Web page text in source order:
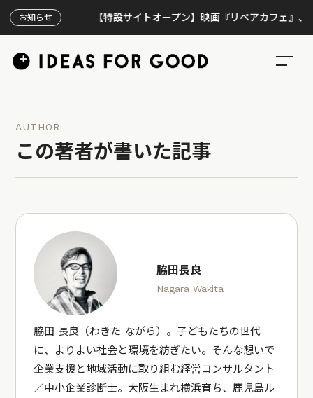
お知らせ 【特設サイトオープン】映画『リペアカフェ』、上映
AUTHOR
この著者が書いた記事
脇田長良
Nagara Wakita
脇田 長良（わきた ながら）。子どもたちの世代
に、よりよい社会と環境を紡ぎたい。そんな想いで
企業支援と地域活動に取り組む経営コンサルタント
／中小企業診断士。大阪生まれ横浜育ち、鹿児島ル